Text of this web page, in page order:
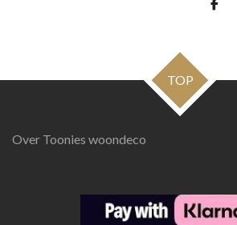
D
TOP
Over Toonies woondeco